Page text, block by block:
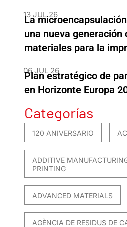
13 JUL 26
La
una nueva generación
materiales para la
06 JUL 26
Plan estratégico de
en Horizonte Europa
Categorías
120 ANIVERSARIO
ADDITIVE
PRINTING
ADVANCED MATERIALS
AGÈNCIA DE RESIDUS DE